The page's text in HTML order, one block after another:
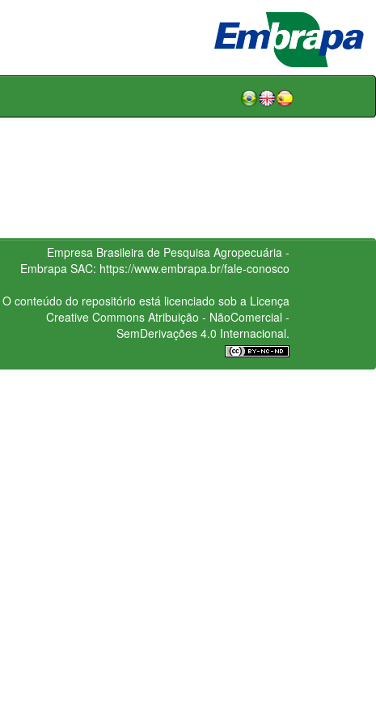
Empresa Brasileira de Pesquisa Agropecuária -
Embrapa SAC: https://www.embrapa.br/fale-conosco
O conteúdo do repositório está licenciado sob a Licença
Creative CommonsAtribuição - NãoComercial -
SemDerivações 4.0 Internacional.